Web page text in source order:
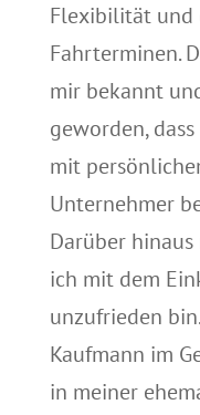
Flexibilität und
Fahrterminen.
mir bekannt
geworden,
mit
Unternehmer
Darüber hinaus
ich mit dem
unzufrieden
Kaufmann im
in meiner